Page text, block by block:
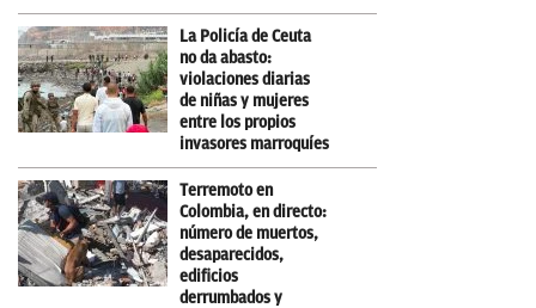
La Policía de Ceuta
no da abasto:
violaciones diarias
de niñas y mujeres
entre los propios
invasores marroquíes
Terremoto en
Colombia, en directo:
número de muertos,
desaparecidos,
edificios
derrumbados y